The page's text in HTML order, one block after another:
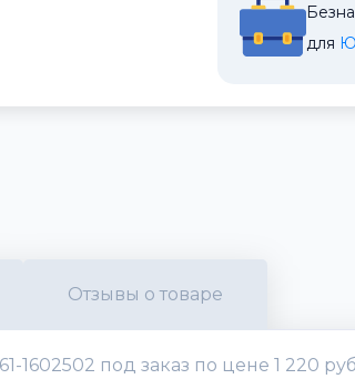
для
Отзывы о товаре
под заказ по цене 1 220